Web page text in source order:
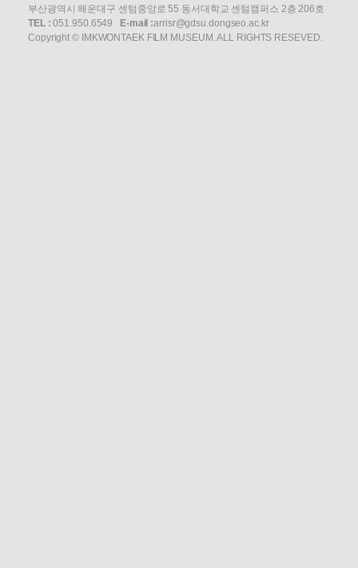
부산광역시 해운대구 센텀중앙로 55 동서대학교 센텀캠퍼스 2층 206호
TEL : 051.950.6549 E-mail :arrisr@gdsu.dongseo.ac.kr
Copyright © IMKWONTAEK FILM MUSEUM. ALL RIGHTS RESEVED.